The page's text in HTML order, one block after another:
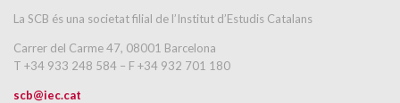
La SCB és una societat filial de l’Institut d’Estudis Catalans
Carrer del Carme 47, 08001 Barcelona
T +34 933 248 584 – F +34 932 701 180
scb@iec.cat